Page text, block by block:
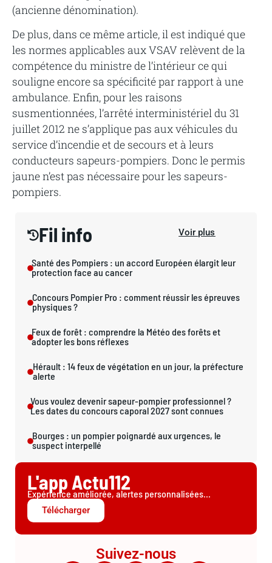
(ancienne dénomination).
De plus, dans ce même article, il est indiqué que
les normes applicables aux VSAV relèvent de la
compétence du ministre de l’intérieur ce qui
souligne encore sa spécificité par rapport à une
ambulance. Enfin, pour les raisons
susmentionnées, l’arrêté interministériel du 31
juillet 2012 ne s’applique pas aux véhicules du
service d’incendie et de secours et à leurs
conducteurs sapeurs-pompiers. Donc le permis
jaune n’est pas nécessaire pour les sapeurs-
pompiers.
Fil info Voir plus
Santé des Pompiers : un accord Européen élargit leur
protection face au cancer
Concours Pompier Pro : comment réussir les épreuves
physiques ?
Feux de forêt : comprendre la Météo des forêts et
adopter les bons réflexes
Hérault : 14 feux de végétation en un jour, la préfecture
alerte
Vous voulez devenir sapeur-pompier professionnel ?
Les dates du concours caporal 2027 sont connues
Bourges : un pompier poignardé aux urgences, le
suspect interpellé
L'app Actu112
Expérience améliorée, alertes personnalisées...
Télécharger
Suivez-nous